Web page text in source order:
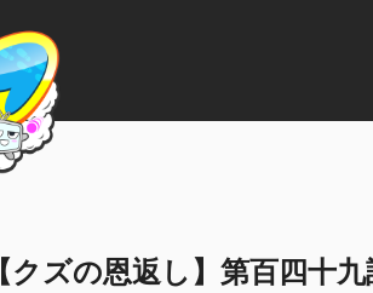
【クズの恩返し】第百四十